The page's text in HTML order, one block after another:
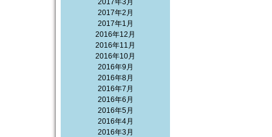
2017年3月
2017年2月
2017年1月
2016年12月
2016年11月
2016年10月
2016年9月
2016年8月
2016年7月
2016年6月
2016年5月
2016年4月
2016年3月